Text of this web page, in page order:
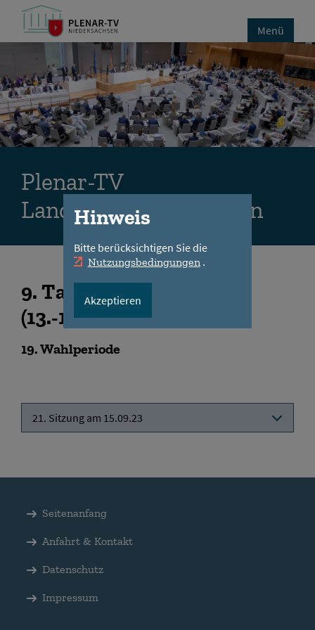
Menü
Plenar-TV
Landtag Niedersachsen
9. Tagungsabschnitt
(13.-15.09.2023
19. Wahlperiode
21. Sitzung am 15.09.23
Hinweis
Bitte berücksichtigen Sie die
Nutzungsbedingungen .
Akzeptieren
Seitenanfang
Anfahrt & Kontakt
Datenschutz
Impressum